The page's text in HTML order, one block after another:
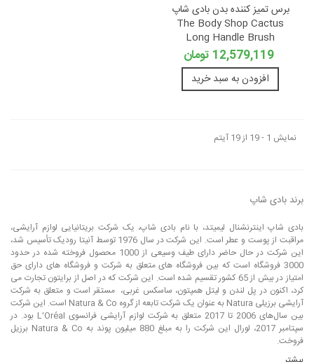
برس تمیز کننده بدن بادی شاپ
The Body Shop Cactus
Long Handle Brush
12,579,119 تومان
افزودن به سبد خرید
نمایش 1 - 19 از 19 آیتم
برند بادی شاپ
بادی شاپ اینترنشنال لیمیتد، با نام بادی شاپ، یک شرکت بریتانیایی لوازم آرایشی،
مراقبت از پوست و عطر است. این شرکت در سال 1976 توسط آنیتا رودیک تأسیس شد،
این شرکت در حال حاضر دارای طیف وسیعی از 1000 محصول فروخته شده در حدود
3000 فروشگاه است که بین فروشگاه های متعلق به شرکت و فروشگاه های دارای حق
امتیاز در بیش از 65 کشور تقسیم شده است. این شرکت که در اصل از برایتون تجارت می
کرد، اکنون در پل لندن و لیتل همپتون، ساسکس غربی، مستقر است و متعلق به شرکت
آرایشی برزیلی Natura به عنوان یک شرکت تابعه از گروه Natura & Co است. این شرکت
بین سال‌های 2006 تا 2017 متعلق به شرکت لوازم آرایشی فرانسوی L'Oréal بود. در
سپتامبر 2017، لورال این شرکت را به مبلغ 880 میلیون پوند به Natura & Co برزیل
فروخت.